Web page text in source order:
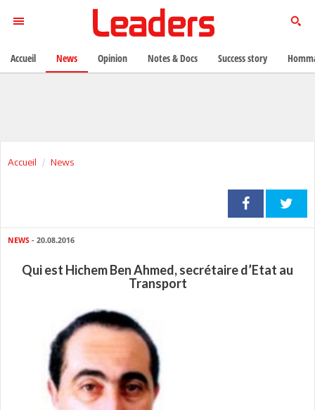
Accueil News
NEWS - 20.08.2016
Qui est Hichem Ben Ahmed, secrétaire d’Etat au
Transport
Accueil News Opinion Notes & Docs Success story